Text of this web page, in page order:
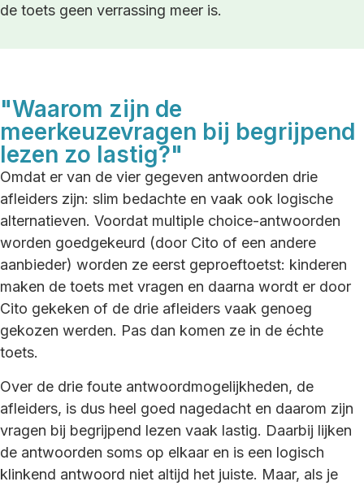
de toets geen verrassing meer is.
"Waarom zijn de
meerkeuzevragen bij begrijpend
lezen zo lastig?"
Omdat er van de vier gegeven antwoorden drie
afleiders zijn: slim bedachte en vaak ook logische
alternatieven. Voordat multiple choice-antwoorden
worden goedgekeurd (door Cito of een andere
aanbieder) worden ze eerst geproeftoetst: kinderen
maken de toets met vragen en daarna wordt er door
Cito gekeken of de drie afleiders vaak genoeg
gekozen werden. Pas dan komen ze in de échte
toets.
Over de drie foute antwoordmogelijkheden, de
afleiders, is dus heel goed nagedacht en daarom zijn
vragen bij begrijpend lezen vaak lastig. Daarbij lijken
de antwoorden soms op elkaar en is een logisch
klinkend antwoord niet altijd het juiste. Maar, als je